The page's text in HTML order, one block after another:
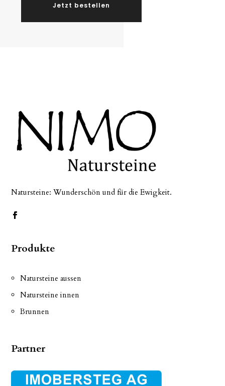
Jetzt bestellen
Natursteine: Wunderschön und für die Ewigkeit.
Produkte
Natursteine aussen
Natursteine innen
Brunnen
Partner